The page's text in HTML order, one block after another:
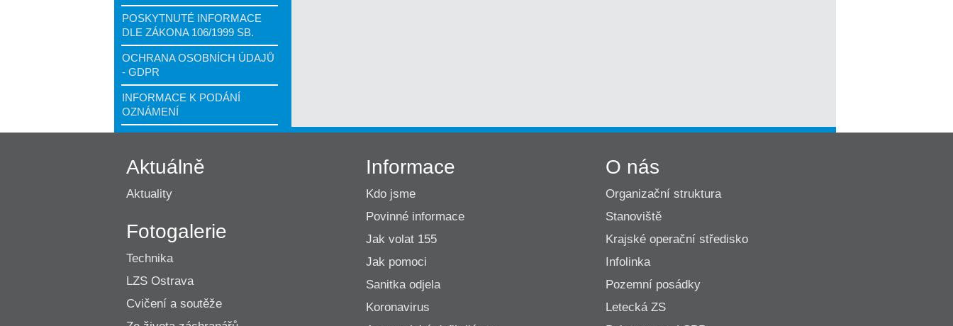
POSKYTNUTÉ INFORMACE
DLE ZÁKONA 106/1999 SB.
OCHRANA OSOBNÍCH ÚDAJŮ
- GDPR
INFORMACE K PODÁNÍ
OZNÁMENÍ
Aktuálně
Aktuality
Fotogalerie
Technika
LZS Ostrava
Cvičení a soutěže
Informace
Kdo jsme
Povinné informace
Jak volat 155
Jak pomoci
Sanitka odjela
Koronavirus
O nás
Organizační struktura
Stanoviště
Krajské operační středisko
Infolinka
Pozemní posádky
Letecká ZS